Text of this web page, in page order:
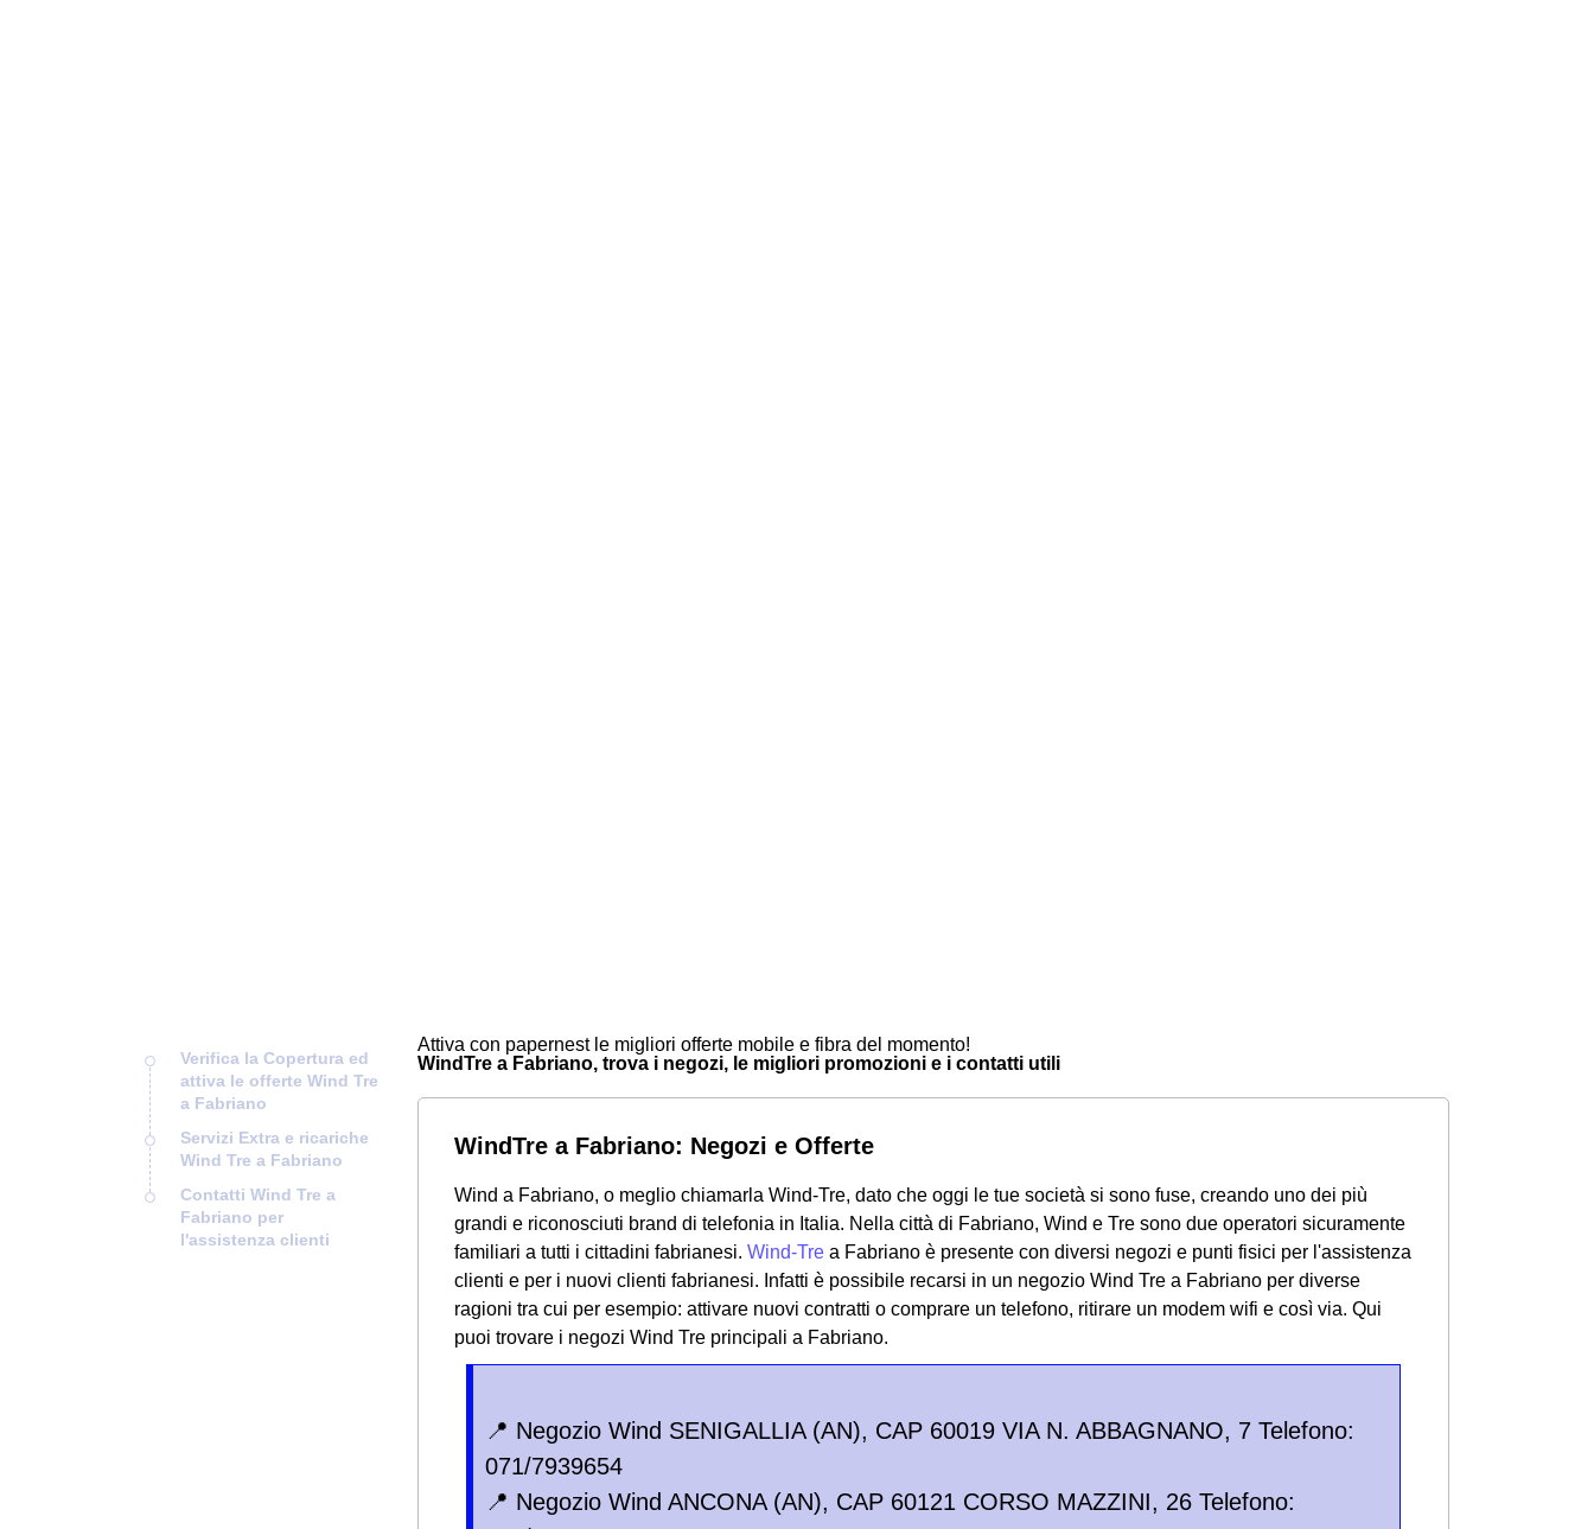
Verifica la Copertura ed
attiva le offerte Wind Tre
a Fabriano
Servizi Extra e ricariche
Wind Tre a Fabriano
Contatti Wind Tre a
Fabriano per
l'assistenza clienti
Attiva con papernest le migliori offerte mobile e fibra del momento!
WindTre a Fabriano, trova i negozi, le migliori promozioni e i contatti utili
WindTre a Fabriano: Negozi e Offerte
Wind a Fabriano, o meglio chiamarla Wind-Tre, dato che oggi le tue società si sono fuse, creando uno dei più
grandi e riconosciuti brand di telefonia in Italia. Nella città di Fabriano, Wind e Tre sono due operatori sicuramente
familiari a tutti i cittadini fabrianesi. Wind-Tre a Fabriano è presente con diversi negozi e punti fisici per l'assistenza
clienti e per i nuovi clienti fabrianesi. Infatti è possibile recarsi in un negozio Wind Tre a Fabriano per diverse
ragioni tra cui per esempio: attivare nuovi contratti o comprare un telefono, ritirare un modem wifi e così via. Qui
puoi trovare i negozi Wind Tre principali a Fabriano.
📍 Negozio Wind SENIGALLIA (AN), CAP 60019 VIA N. ABBAGNANO, 7 Telefono:
071/7939654
📍 Negozio Wind ANCONA (AN), CAP 60121 CORSO MAZZINI, 26 Telefono: